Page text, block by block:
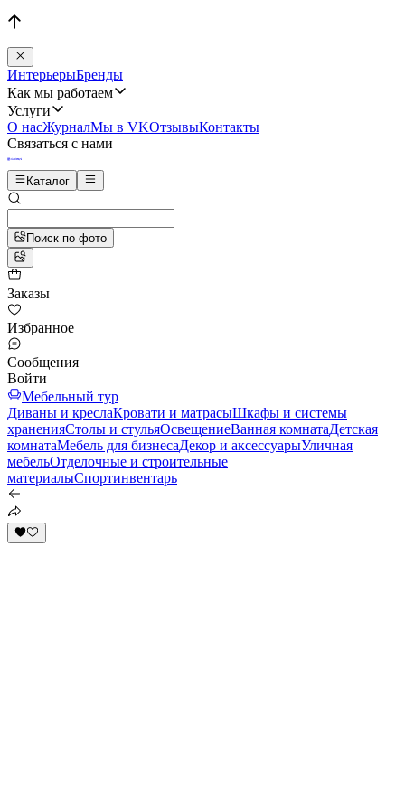
ИнтерьерыБренды
Как мы работаем
Услуги
О насЖурналМы в VKОтзывыКонтакты
Связаться с нами
Каталог
Поиск по фото
Заказы
Избранное
Сообщения
Войти
Мебельный тур
Диваны и креслаКровати и матрасыШкафы и системы
храненияСтолы и стульяОсвещениеВанная комнатаДетская
комнатаМебель для бизнесаДекор и аксессуарыУличная
мебельОтделочные и строительные
материалыСпортинвентарь